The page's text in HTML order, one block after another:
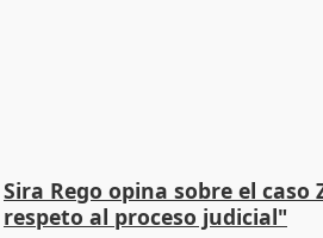
Sira Rego opina sobre el
respeto al proceso judicial"